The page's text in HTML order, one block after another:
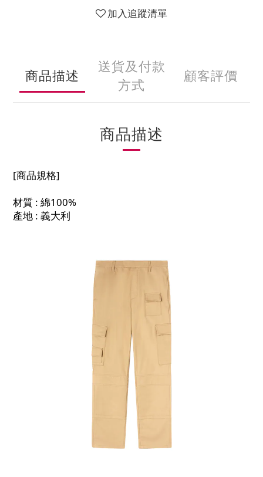
加入追蹤清單
商品描述
送貨及付款
方式
顧客評價
商品描述
[商品規格]
材質 : 綿100%
產地 : 義大利